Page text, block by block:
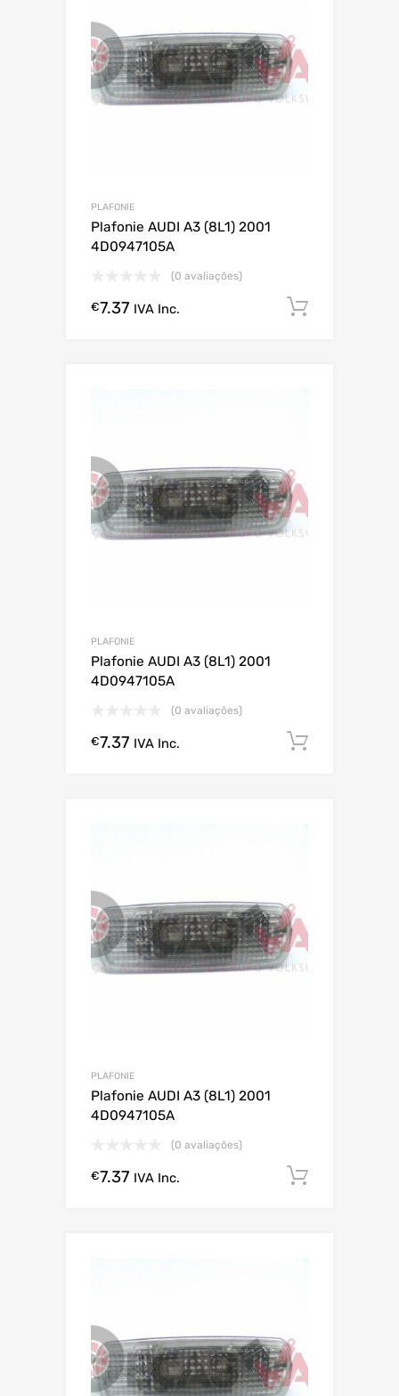
PLAFONIE
Plafonie AUDI A3 (8L1) 2001
4D0947105A
(0 avaliações)
€7.37 IVA Inc.
PLAFONIE
Plafonie AUDI A3 (8L1) 2001
4D0947105A
(0 avaliações)
€7.37 IVA Inc.
PLAFONIE
Plafonie AUDI A3 (8L1) 2001
4D0947105A
(0 avaliações)
€7.37 IVA Inc.